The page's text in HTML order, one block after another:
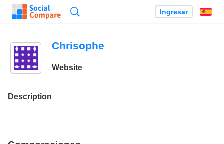
Ingresar
Chrisophe
Website
Description